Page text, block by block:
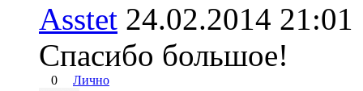
Asstet 24.02.2014
Спасибо большое!
0 Лично